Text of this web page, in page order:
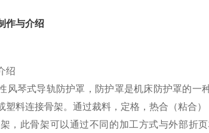
作与介绍
绍
风琴式导轨防护罩，防护罩是机床防护罩的一
塑料连接骨架。通过裁料，定格，热合（粘合）
，此骨架可以通过不同的加工方式与外部折